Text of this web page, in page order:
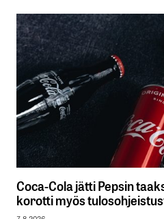
Coca-Cola jätti Pepsin
korotti myös